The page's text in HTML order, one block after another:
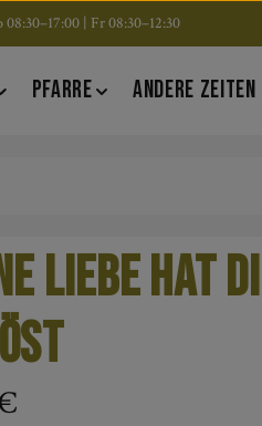
| Fr 08:30–12:30
PFARRE ANDERE ZEITEN
Liebe hat
Preis: